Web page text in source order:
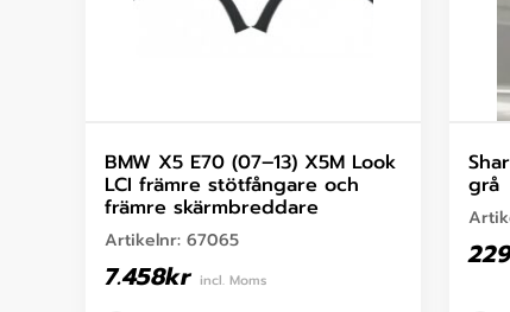
BMW X5 E70 (07–13) X5M Look
LCI främre stötfångare och
främre skärmbreddare
Artikelnr: 67065
7.458kr incl. Moms
grå